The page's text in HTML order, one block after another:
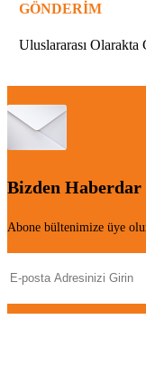
GÖNDERİM
Uluslararası Olarakta
Bizden Haberdar
Abone bültenimize üye